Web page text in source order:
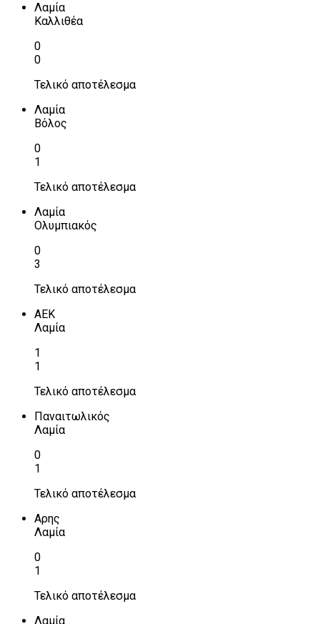
Λαμία
Καλλιθέα
0
0
Τελικό αποτέλεσμα
Λαμία
Βόλος
0
1
Τελικό αποτέλεσμα
Λαμία
Ολυμπιακός
0
3
Τελικό αποτέλεσμα
ΑΕΚ
Λαμία
1
1
Τελικό αποτέλεσμα
Παναιτωλικός
Λαμία
0
1
Τελικό αποτέλεσμα
Αρης
Λαμία
0
1
Τελικό αποτέλεσμα
Λαμία